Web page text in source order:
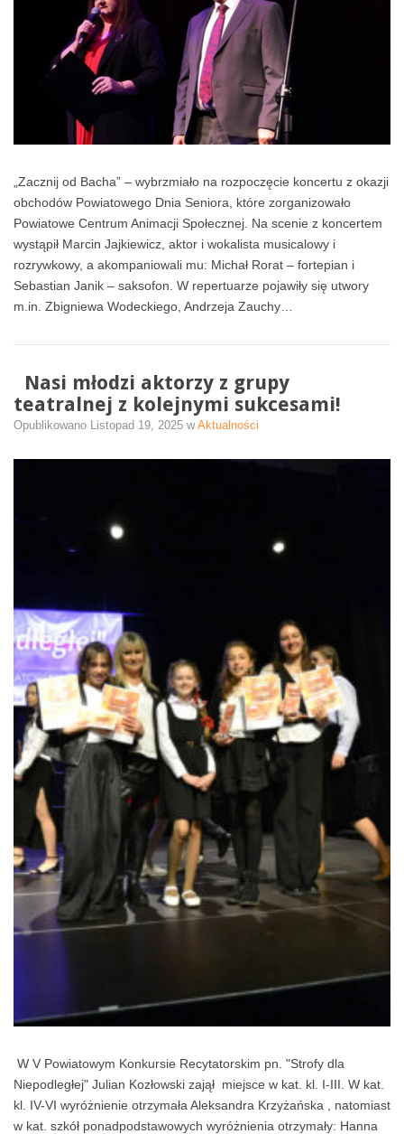
„Zacznij od Bacha” – wybrzmiało na rozpoczęcie koncertu z okazji
obchodów Powiatowego Dnia Seniora, które zorganizowało
Powiatowe Centrum Animacji Społecznej. Na scenie z koncertem
wystąpił Marcin Jajkiewicz, aktor i wokalista musicalowy i
rozrywkowy, a akompaniowali mu: Michał Rorat – fortepian i
Sebastian Janik – saksofon. W repertuarze pojawiły się utwory
m.in. Zbigniewa Wodeckiego, Andrzeja Zauchy…
Nasi młodzi aktorzy z grupy
teatralnej z kolejnymi sukcesami!
Opublikowano Listopad 19, 2025 wAktualności
W V Powiatowym Konkursie Recytatorskim pn. "Strofy dla
Niepodległej" Julian Kozłowski zajął miejsce w kat. kl. I-III. W kat.
kl. IV-VI wyróżnienie otrzymała Aleksandra Krzyżańska , natomiast
w kat. szkół ponadpodstawowych wyróżnienia otrzymały: Hanna